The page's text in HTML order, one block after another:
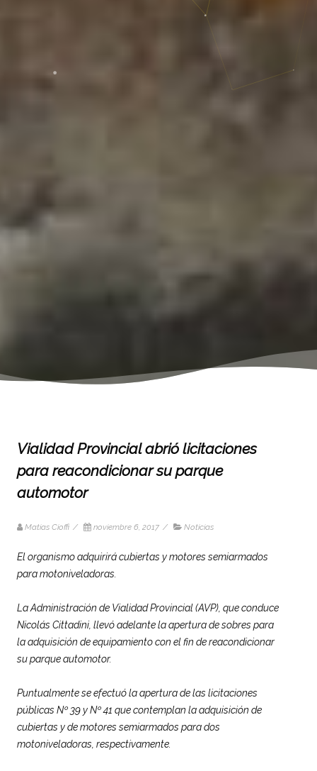
Vialidad Provincial abrió licitaciones
para reacondicionar su parque
automotor
Matias Cioffi / noviembre 6, 2017 / Noticias
El organismo adquirirá cubiertas y motores semiarmados
para motoniveladoras.
La Administración de VialidadProvincial (AVP), que conduce
Nicolás Cittadini, llevó adelante la apertura de sobres para
la adquisición de equipamiento con el fin de reacondicionar
su parque automotor.
Puntualmente se efectuó la apertura de las licitaciones
públicas Nº 39 y Nº 41 que contemplan la adquisición de
cubiertas y de motores semiarmados para dos
motoniveladoras, respectivamente.